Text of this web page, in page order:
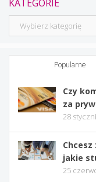
KATEGORIE
Kategorie
Popularne
Czy
za
28
Chcesz
jakie
25